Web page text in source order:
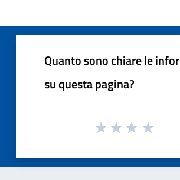
Quanto sono chiare le
su questa pagina?